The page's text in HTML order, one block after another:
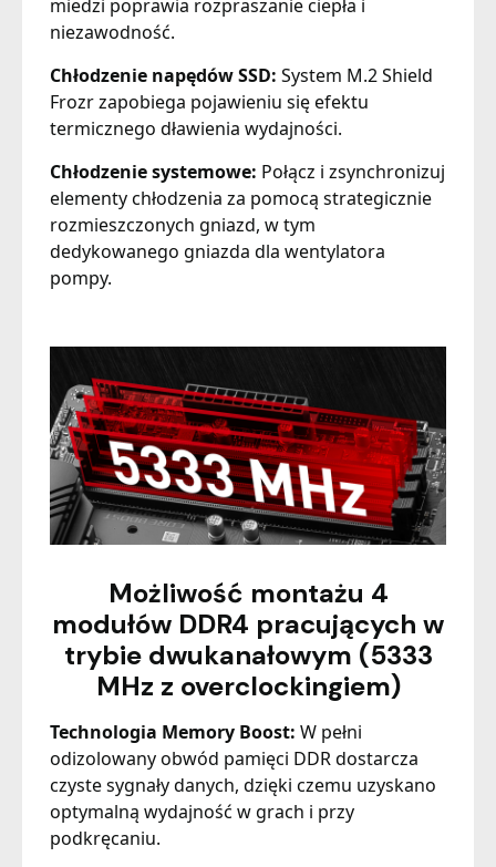
miedzi poprawia rozpraszanie ciepła i
niezawodność.
Chłodzenie napędów SSD: System M.2 Shield
Frozr zapobiega pojawieniu się efektu
termicznego dławienia wydajności.
Chłodzenie systemowe: Połącz i zsynchronizuj
elementy chłodzenia za pomocą strategicznie
rozmieszczonych gniazd, w tym
dedykowanego gniazda dla wentylatora
pompy.
Możliwość montażu 4
modułów DDR4 pracujących w
trybie dwukanałowym (5333
MHz z overclockingiem)
Technologia Memory Boost: W pełni
odizolowany obwód pamięci DDR dostarcza
czyste sygnały danych, dzięki czemu uzyskano
optymalną wydajność w grach i przy
podkręcaniu.